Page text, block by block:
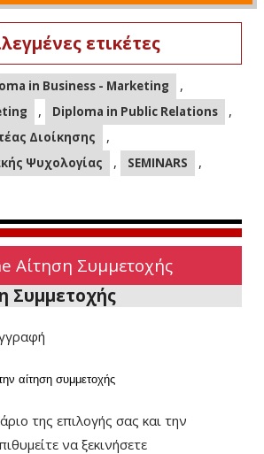
ετικέτες
in Business - Marketing ,
, Diploma in Public Relations ,
Διοίκησης ,
Ψυχολογίας , SEMINARS ,
Αίτηση Συμμετοχής
Συμμετοχής
αίτηση συμμετοχής
της επιλογής σας και την
να ξεκινήσετε